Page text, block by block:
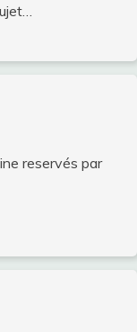
reservés par